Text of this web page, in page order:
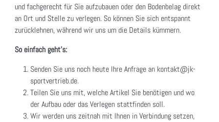
und fachgerecht für Sie aufzubauen oder den Bodenbelag direkt
an Ort und Stelle zu verlegen. So können Sie sich entspannt
zurücklehnen, während wir uns um die Details kümmern.
So einfach geht's:
Senden Sie uns noch heute Ihre Anfrage an kontakt@jk-
sportvertrieb.de.
Teilen Sie uns mit, welche Artikel Sie benötigen und wo
der Aufbau oder das Verlegen stattfinden soll.
Wir werden uns zeitnah mit Ihnen in Verbindung setzen,